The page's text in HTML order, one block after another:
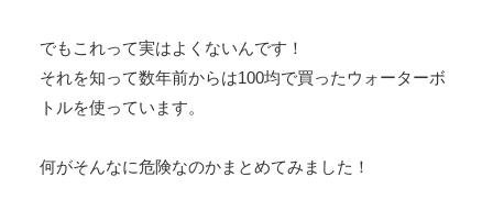
でもこれって実はよくないんです！
それを知って数年前からは100均で買ったウォーターボ
トルを使っています。
何がそんなに危険なのかまとめてみました！